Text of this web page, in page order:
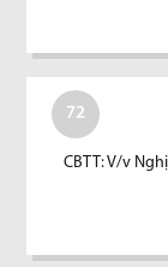
72
CBTT: V/v